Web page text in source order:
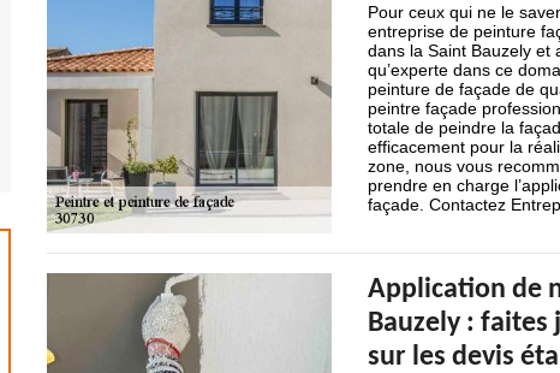
Pour ceux qui ne le
entreprise de peinture
dans la Saint Bauzely et
qu’experte dans ce
peinture de façade de
peintre façade
totale de peindre la
efficacement pour la
zone, nous vous
prendre en charge
façade. Contactez
Application de
Bauzely :
sur les devis